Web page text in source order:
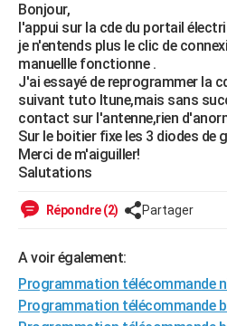
Mobiles
Meilleur smartphone
Internet
Ordinateurs
Jeux vidéo
Guide high-tech
BRICOLAGE
Forum
Aménagement intérieur
Extérieur
Cuisine
Salle de bains
Jardinage
Rangement
WEEK-END
Guides de France
Escapades
Patrimoine
Expositions
Musées
Week-end nature
+LIFESTYLE
Art de vivre
Bien-être
Loisirs
Mode
Modes de vie
SANTE
Alimentation
Guide de la santé
Maladies
Médicaments
Sommeil
VOYAGE
PHOTO
CARTE DE VOEUX
Bonjour,
l'appui sur la cde du portail
je n'entends plus le clic de
manuellle fonctionne .
J'ai essayé de reprogrammer la
suivant tuto Itune,mais sans
contact sur l'antenne,rien
Sur le boitier fixe les 3 diodes de
Merci de m'aiguiller!
Salutations
Répondre (2) Partager
A voir également:
Programmation télécommande
Programmation télécommande